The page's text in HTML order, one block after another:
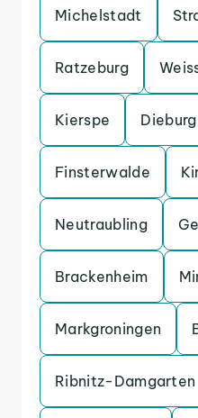
Michelstadt
Ratzeburg
Kierspe Dieburg
Finsterwalde
Neutraubling
Brackenheim
Markgroningen
Ribnitz-Damgarten